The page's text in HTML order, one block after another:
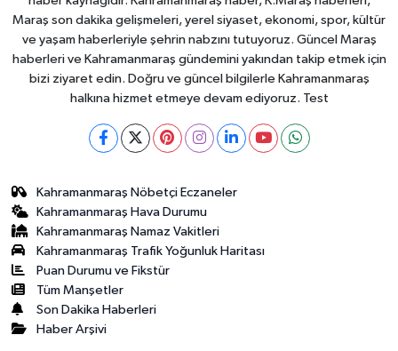
Maraş son dakika gelişmeleri, yerel siyaset, ekonomi, spor, kültür
ve yaşam haberleriyle şehrin nabzını tutuyoruz. Güncel Maraş
haberleri ve Kahramanmaraş gündemini yakından takip etmek için
bizi ziyaret edin. Doğru ve güncel bilgilerle Kahramanmaraş
halkına hizmet etmeye devam ediyoruz. Test
Kahramanmaraş Nöbetçi Eczaneler
Kahramanmaraş Hava Durumu
Kahramanmaraş Namaz Vakitleri
Kahramanmaraş Trafik Yoğunluk Haritası
Puan Durumu ve Fikstür
Tüm Manşetler
Son Dakika Haberleri
Haber Arşivi